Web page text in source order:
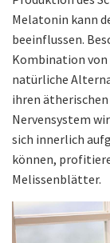
Melatonin kann
beeinflussen.
Kombination von
natürliche
ihren
Nervensystem
sich innerlich
können,
Melissenblätter.